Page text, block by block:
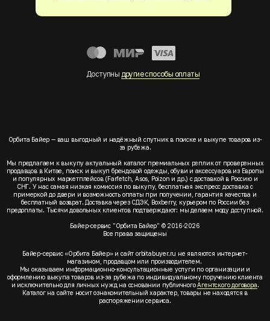
Доступны другие способы оплаты
Орбита Байер — ваш выгодный и надёжный спутник в поиске и выкупе товаров из-
за рубежа.
Мы предлагаем к выкупу актуальный каталог премиальных реплик от проверенных
продавцов в Китае, поиск и выкуп брендовой одежды, обуви и аксессуаров из Европы
и популярных маркетплейсов (Farfetch, Asos, Poizon и др.) с доставкой в Россию и
СНГ. У нас самая низкая комиссия по выкупу, бесплатная экспресс доставка с
примеркой до двери и возможность оплаты при получении, гарантия качества и
бесплатный возврат. Доставка через СДЭК, Boxberry, курьером по России без
предоплаты. Тысячи довольных клиентов подтверждают: мы делаем моду доступной.
Байер-сервис "Орбита Байер" © 2016-2026
Все права защищены
Байер-сервис «Орбита Байер» и сайт orbitabuyer.ru не являются интернет-
магазином, продавцом или производителем.
Мы оказываем информационно-консультационные услуги по организации и
оформлению выкупа товаров из-за рубежа по индивидуальному поручению клиента
и исключительно для личных нужд на основании публичногоАгентского договора.
Каталог на сайте носит ознакомительный характер, товары не находятся в
распоряжении сервиса.